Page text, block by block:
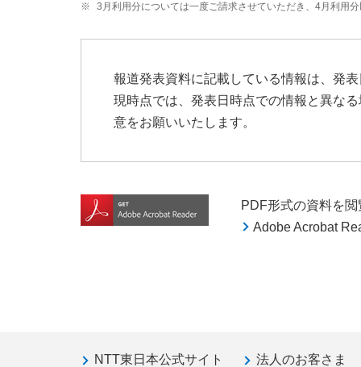
※ 3月利用分については一度ご請求させていただき、4月利用
報道発表資料に記載している情報は、発
現時点では、発表日時点での情報と異な
意をお願いいたします。
PDF形式の資料を
Adobe Acrobat
NTT東日本公式サイト 法人のお客さま